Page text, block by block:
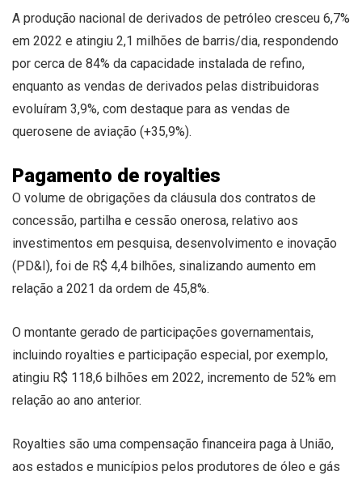
A produção nacional de derivados de petróleo cresceu 6,7%
em 2022 e atingiu 2,1 milhões de barris/dia, respondendo
por cerca de 84% da capacidade instalada de refino,
enquanto as vendas de derivados pelas distribuidoras
evoluíram 3,9%, com destaque para as vendas de
querosene de aviação (+35,9%).
Pagamento de royalties
O volume de obrigações da cláusula dos contratos de
concessão, partilha e cessão onerosa, relativo aos
investimentos em pesquisa, desenvolvimento e inovação
(PD&I), foi de R$ 4,4 bilhões, sinalizando aumento em
relação a 2021 da ordem de 45,8%.
O montante gerado de participações governamentais,
incluindo royalties e participação especial, por exemplo,
atingiu R$ 118,6 bilhões em 2022, incremento de 52% em
relação ao ano anterior.
Royalties são uma compensação financeira paga à União,
aos estados e municípios pelos produtores de óleo e gás